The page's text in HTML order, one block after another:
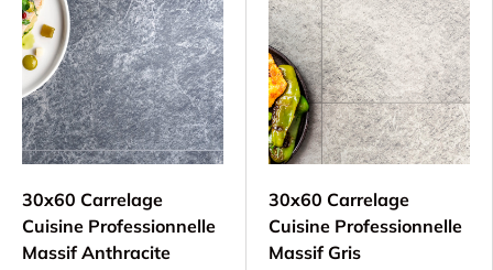
30x60 Carrelage
Cuisine Professionnelle
Massif Anthracite
30x60 Carrelage
Cuisine Professionnelle
Massif Gris